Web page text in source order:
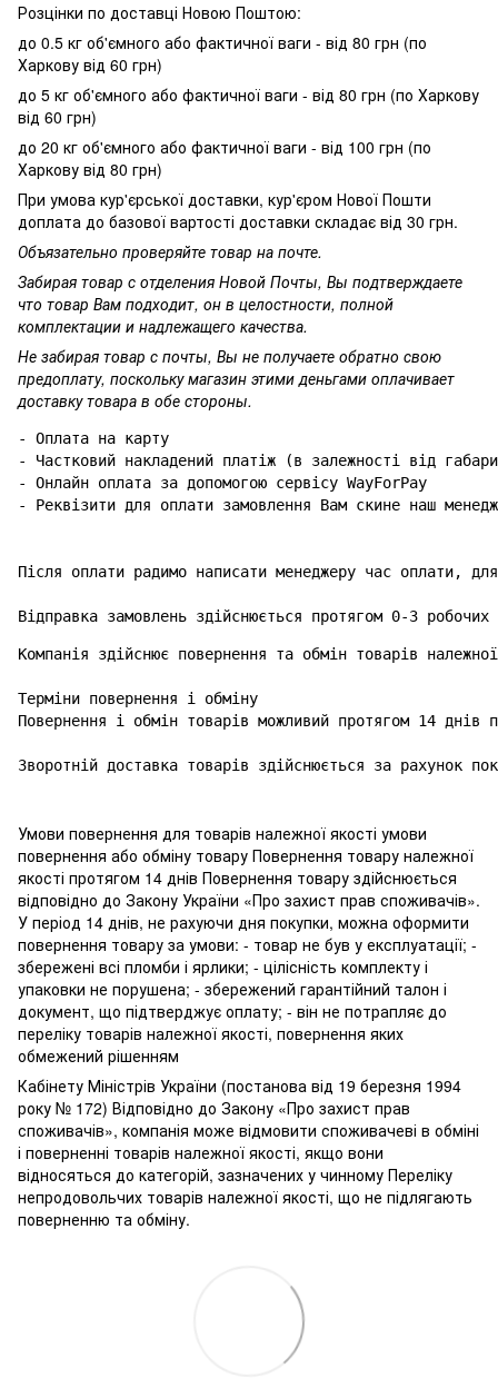
Розцінки по доставці Новою Поштою:
до 0.5 кг об'ємного або фактичної ваги - від 80 грн (по
Харкову від 60 грн)
до 5 кг об'ємного або фактичної ваги - від 80 грн (по Харкову
від 60 грн)
до 20 кг об'ємного або фактичної ваги - від 100 грн (по
Харкову від 80 грн)
При умова кур'єрської доставки, кур'єром Нової Пошти
доплата до базової вартості доставки складає від 30 грн.
Объязательно проверяйте товар на почте.
Забирая товар с отделения Новой Почты, Вы подтверждаете
что товар Вам подходит, он в целостности, полной
комплектации и надлежащего качества.
Не забирая товар с почты, Вы не получаете обратно свою
предоплату, поскольку магазин этими деньгами оплачивает
доставку товара в обе стороны.
- Оплата на карту
- Частковий накладений платіж (в залежності від
- Онлайн оплата за допомогою сервісу WayForPay
- Реквізити для оплати замовлення Вам скине наш
Після оплати радимо написати менеджеру час оплати,
Відправка замовлень здійснюється протягом 0-3
Компанія здійснює повернення та обмін товарів
Терміни повернення і обміну
Повернення і обмін товарів можливий протягом 14 днів
Зворотній доставка товарів здійснюється за рахунок
Умови повернення для товарів належної якості умови
повернення або обміну товару Повернення товару належної
якості протягом 14 днів Повернення товару здійснюється
відповідно до Закону України «Про захист прав споживачів».
У період 14 днів, не рахуючи дня покупки, можна оформити
повернення товару за умови: - товар не був у експлуатації; -
збережені всі пломби і ярлики; - цілісність комплекту і
упаковки не порушена; - збережений гарантійний талон і
документ, що підтверджує оплату; - він не потрапляє до
переліку товарів належної якості, повернення яких
обмежений рішенням
Кабінету Міністрів України (постанова від 19 березня 1994
року № 172) Відповідно до Закону «Про захист прав
споживачів», компанія може відмовити споживачеві в обміні
і поверненні товарів належної якості, якщо вони
відносяться до категорій, зазначених у чинному Переліку
непродовольчих товарів належної якості, що не підлягають
поверненню та обміну.